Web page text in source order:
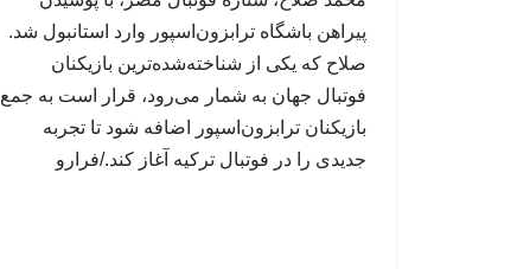
پیراهن باشگاه ترابزون‌اسپور وارد استانبول شد.
صلاح که یکی از شناخته‌شده‌ترین بازیکنان
فوتبال جهان به شمار می‌رود، قرار است به جمع
بازیکنان ترابزون‌اسپور اضافه شود تا تجربه
جدیدی را در فوتبال ترکیه آغاز کند./فرارو